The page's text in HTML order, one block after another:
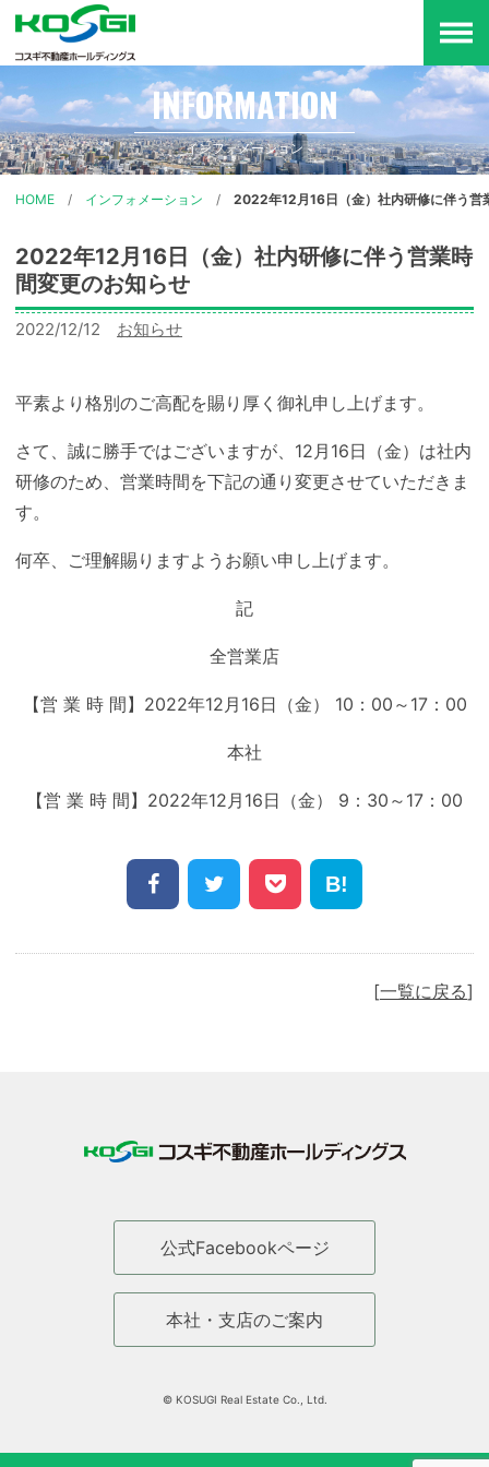
メ
ニ
インフォメーション
HOME インフォメーション 2022年12月16日（金）社内研修に伴う営
2022年12月16日（金）社内研修に伴う営業時
間変更のお知らせ
2022/12/12
カ
リー:
お知らせ
平素より格別のご高配を賜り厚く御礼申し上げます。
さて、誠に勝手ではございますが、12月16日（金）は社内
研修のため、営業時間を下記の通り変更させていただきま
す。
何卒、ご理解賜りますようお願い申し上げます。
記
全営業店
【営 業 時 間】2022年12月16日（金） 10：00～17：00
本社
【営 業 時 間】2022年12月16日（金） 9：30～17：00
一覧に戻る
公式Facebookページ
本社・支店のご案内
© KOSUGI Real Estate Co., Ltd.